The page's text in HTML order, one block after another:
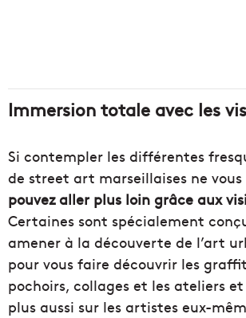
Immersion totale avec les
Si contempler les différentes
de street art marseillaises ne
pouvez aller plus loin grâce aux
Certaines sont spécialement
amener à la découverte de l’art
pour vous faire découvrir les
pochoirs, collages et les ateliers
plus aussi sur les artistes eux-